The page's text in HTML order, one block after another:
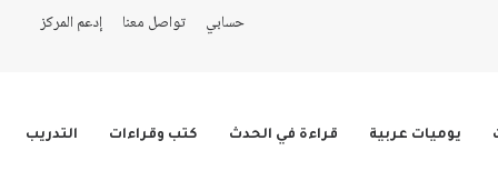
حسابي تواصل معنا إدعم المركز
يوميات عربية قراءة في الحدث كتب وقراءات التدريب